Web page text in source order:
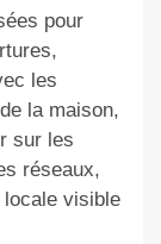
pour
les
la maison,
sur les
réseaux,
visible